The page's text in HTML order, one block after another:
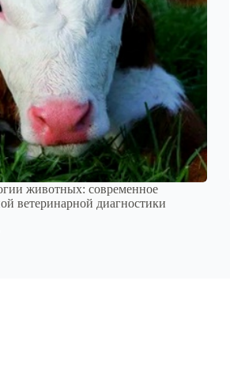
животных: современное
ветеринарной диагностики